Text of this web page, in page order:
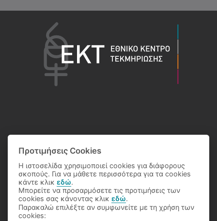
© 2026 Eθνικό Κέντρο Τεκμηρίωσης
Προτιμήσεις Cookies
Η ιστοσελίδα χρησιμοποιεί cookies για διάφορους
σκοπούς. Για να μάθετε περισσότερα για τα cookies
κάντε κλικεδώ.
Μπορείτε να προσαρμόσετε τις προτιμήσεις των
cookies σας κάνοντας κλικεδώ.
Παρακαλώ επιλέξτε αν συμφωνείτε με τη χρήση των
cookies: